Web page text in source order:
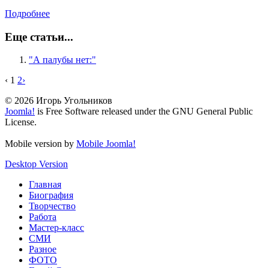
Подробнее
Еще статьи...
"А палубы нет:"
‹ 1 2›
© 2026 Игорь Угольников
Joomla! is Free Software released under the GNU General Public
License.
Mobile version by Mobile Joomla!
Desktop Version
Главная
Биография
Творчество
Работа
Мастер-класс
СМИ
Разное
ФОТО